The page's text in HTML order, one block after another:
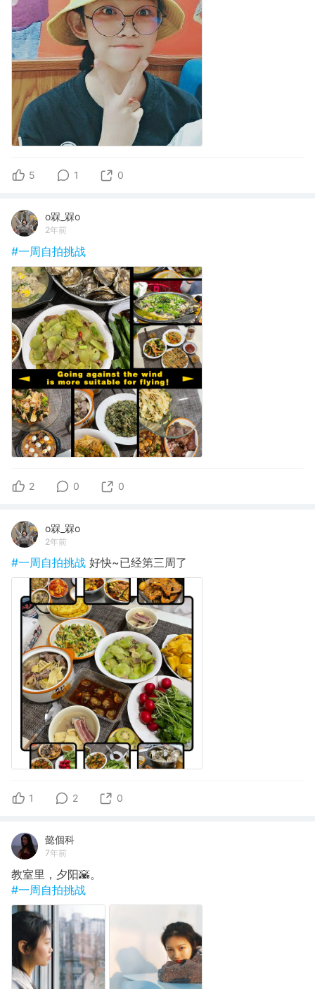
5 1 0
o槑_槑o
2年前
#一周自拍挑战
2 0 0
o槑_槑o
2年前
#一周自拍挑战 好快~已经第三周了
1 2 0
懿個科
7年前
教室里，夕阳🌇。
#一周自拍挑战